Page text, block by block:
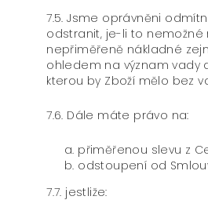
7.5. Jsme oprávněni
odstranit, je-li to nemožné
nepřiměřeně nákladné
ohledem na význam vady
kterou by Zboží mělo bez
7.6. Dále máte právo na:
přiměřenou slevu z
odstoupení od
7.7. jestliže: